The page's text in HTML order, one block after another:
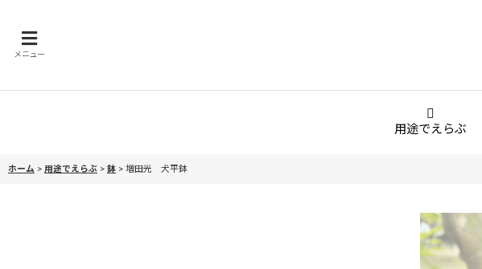
メニュー
用途でえらぶ
ホーム > 用途でえらぶ > 鉢 > 増田光 犬平鉢